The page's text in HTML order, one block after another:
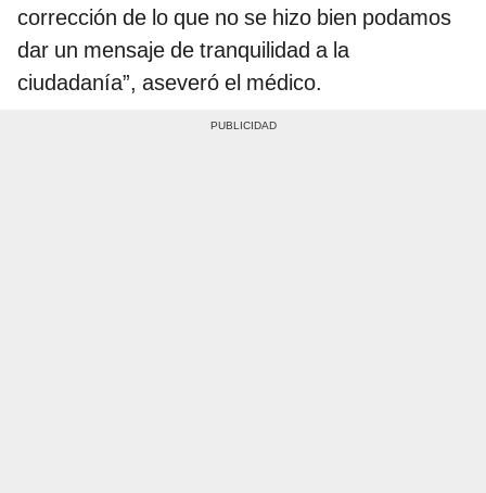
corrección de lo que no se hizo bien podamos
dar un mensaje de tranquilidad a la
ciudadanía”, aseveró el médico.